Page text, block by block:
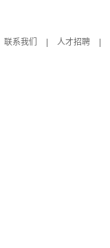
联系我们 人才招聘